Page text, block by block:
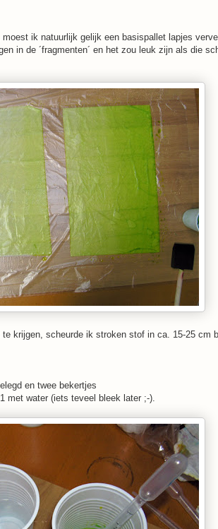
, moest ik natuurlijk gelijk een basispallet lapjes
in de ´fragmenten´ en het zou leuk zijn als die
krijgen, scheurde ik stroken stof in ca. 15-25 cm
en twee bekertjes
met water (iets teveel bleek later ;-).